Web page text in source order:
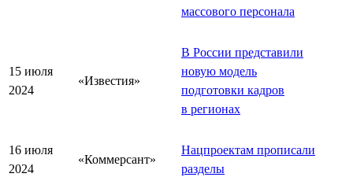
массового персонала
15 июля
2024
«Известия»
В России представили
новую модель
подготовки кадров
в регионах
16 июля
2024
«Коммерсант»
Нацпроектам прописали
разделы